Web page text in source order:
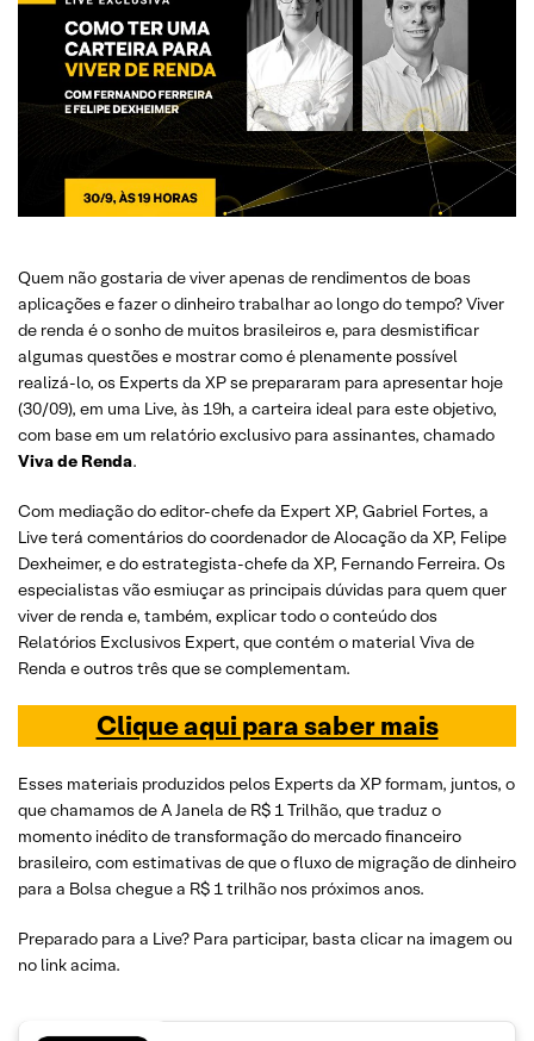
Quem não gostaria de viver apenas de rendimentos de boas
aplicações e fazer o dinheiro trabalhar ao longo do tempo? Viver
de renda é o sonho de muitos brasileiros e, para desmistificar
algumas questões e mostrar como é plenamente possível
realizá-lo, os Experts da XP se prepararam para apresentar hoje
(30/09), em uma Live, às 19h, a carteira ideal para este objetivo,
com base em um relatório exclusivo para assinantes, chamado
Viva de Renda.
Com mediação do editor-chefe da Expert XP, Gabriel Fortes, a
Live terá comentários do coordenador de Alocação da XP, Felipe
Dexheimer, e do estrategista-chefe da XP, Fernando Ferreira. Os
especialistas vão esmiuçar as principais dúvidas para quem quer
viver de renda e, também, explicar todo o conteúdo dos
Relatórios Exclusivos Expert, que contém o material Viva de
Renda e outros três que se complementam.
Clique aqui para saber mais
Esses materiais produzidos pelos Experts da XP formam, juntos, o
que chamamos de A Janela de R$ 1 Trilhão, que traduz o
momento inédito de transformação do mercado financeiro
brasileiro, com estimativas de que o fluxo de migração de dinheiro
para a Bolsa chegue a R$ 1 trilhão nos próximos anos.
Preparado para a Live? Para participar, basta clicar na imagem ou
no link acima.